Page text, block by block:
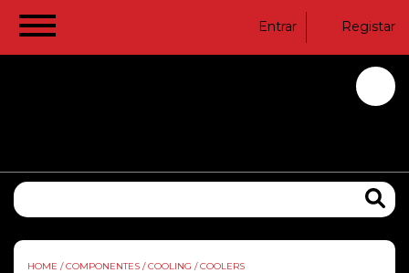
Entrar Registar
HOME / COMPONENTES / COOLING / COOLERS